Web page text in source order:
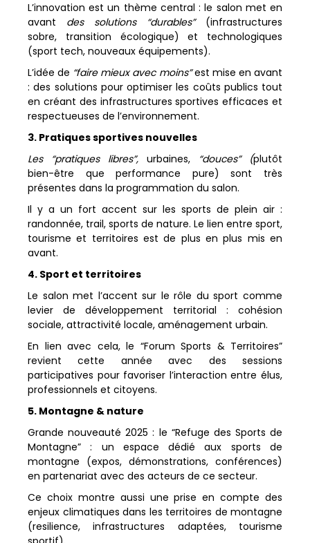
L’innovation est un thème central : le salon met en
avant des solutions “durables”(infrastructures
sobre, transition écologique) et technologiques
(sport tech, nouveaux équipements).
L’idée de “faire mieux avec moins”est mise en avant
: des solutions pour optimiser les coûts publics tout
en créant des infrastructures sportives efficaces et
respectueuses de l’environnement.
3. Pratiques sportives nouvelles
Les “pratiques libres”, urbaines, “douces” (plutôt
bien-être que performance pure) sont très
présentes dans la programmation du salon.
Il y a un fort accent sur les sports de plein air :
randonnée, trail, sports de nature. Le lien entre sport,
tourisme et territoires est de plus en plus mis en
avant.
4. Sport et territoires
Le salon met l’accent sur le rôle du sport comme
levier de développement territorial : cohésion
sociale, attractivité locale, aménagement urbain.
En lien avec cela, le “Forum Sports & Territoires”
revient cette année avec des sessions
participatives pour favoriser l’interaction entre élus,
professionnels et citoyens.
5. Montagne & nature
Grande nouveauté 2025 : le “Refuge des Sports de
Montagne” : un espace dédié aux sports de
montagne (expos, démonstrations, conférences)
en partenariat avec des acteurs de ce secteur.
Ce choix montre aussi une prise en compte des
enjeux climatiques dans les territoires de montagne
(resilience, infrastructures adaptées, tourisme